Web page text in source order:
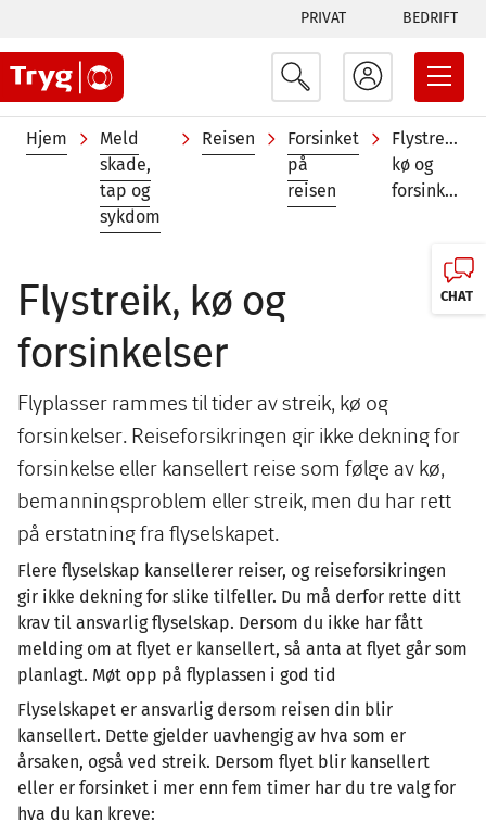
hovedinnhold
Tabs
menu
PRIVAT BEDRIFT
Navigasjonssti
Hjem
Meld
skade,
tap og
sykdom
Reisen
Forsinket
på
reisen
Flystreik,
kø og
forsinkelser
Flystreik, kø og
forsinkelser
Flyplasser rammes til tider av streik, kø og
forsinkelser. Reiseforsikringen gir ikke dekning for
forsinkelse eller kansellert reise som følge av kø,
bemanningsproblem eller streik, men du har rett
på erstatning fra flyselskapet.
Flere flyselskap kansellerer reiser, og reiseforsikringen
gir ikke dekning for slike tilfeller. Du må derfor rette ditt
krav til ansvarlig flyselskap. Dersom du ikke har fått
melding om at flyet er kansellert, så anta at flyet går som
planlagt. Møt opp på flyplassen i god tid
Flyselskapet er ansvarlig dersom reisen din blir
kansellert. Dette gjelder uavhengig av hva som er
årsaken, også ved streik. Dersom flyet blir kansellert
eller er forsinket i mer enn fem timer har du tre valg for
hva du kan kreve:
CHAT